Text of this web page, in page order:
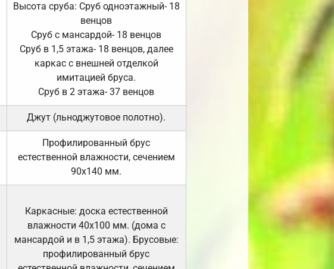
Высота сруба: Сруб одноэтажный- 18
венцов
Сруб с мансардой- 18 венцов
Сруб в 1,5 этажа- 18 венцов, далее
каркас с внешней отделкой
имитацией бруса.
Сруб в 2 этажа- 37 венцов
Джут (льноджутовое полотно).
Профилированный брус
естественной влажности, сечением
90х140 мм.
Каркасные: доска естественной
влажности 40х100 мм. (дома с
мансардой и в 1,5 этажа). Брусовые:
профилированный брус